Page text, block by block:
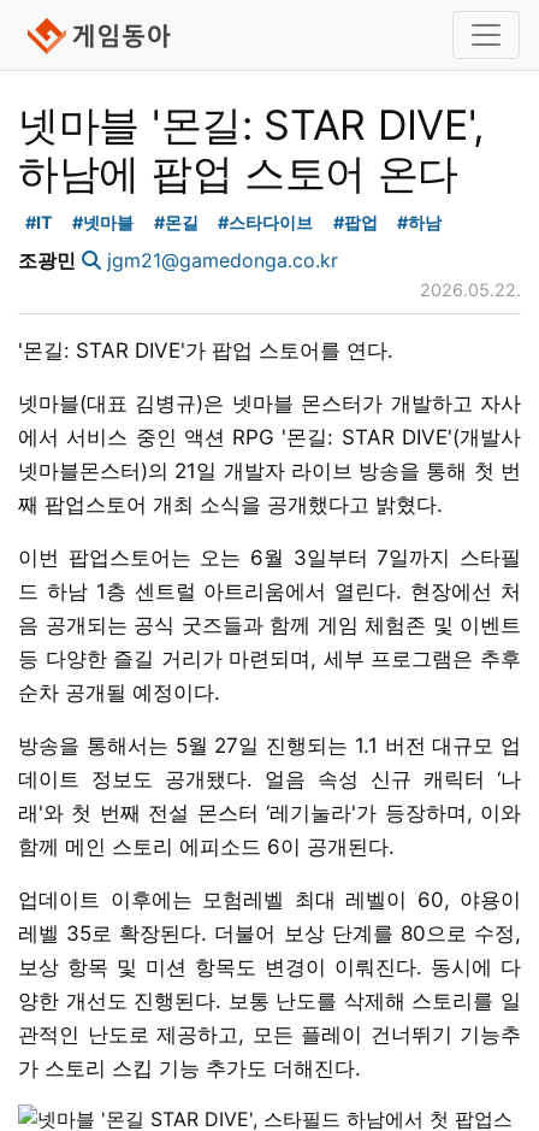
넷마블 '몬길: STAR DIVE',
하남에 팝업 스토어 온다
#IT #넷마블 #몬길 #스타다이브 #팝업 #하남
조광민 jgm21@gamedonga.co.kr
2026.05.22.
'몬길: STAR DIVE'가 팝업 스토어를 연다.
넷마블(대표 김병규)은 넷마블 몬스터가 개발하고 자사
에서 서비스 중인 액션 RPG '몬길: STAR DIVE'(개발사
넷마블몬스터)의 21일 개발자 라이브 방송을 통해 첫 번
째 팝업스토어 개최 소식을 공개했다고 밝혔다.
이번 팝업스토어는 오는 6월 3일부터 7일까지 스타필
드 하남 1층 센트럴 아트리움에서 열린다. 현장에선 처
음 공개되는 공식 굿즈들과 함께 게임 체험존 및 이벤트
등 다양한 즐길 거리가 마련되며, 세부 프로그램은 추후
순차 공개될 예정이다.
방송을 통해서는 5월 27일 진행되는 1.1 버전 대규모 업
데이트 정보도 공개됐다. 얼음 속성 신규 캐릭터 ‘나
래'와 첫 번째 전설 몬스터 ‘레기눌라'가 등장하며, 이와
함께 메인 스토리 에피소드 6이 공개된다.
업데이트 이후에는 모험레벨 최대 레벨이 60, 야용이
레벨 35로 확장된다. 더불어 보상 단계를 80으로 수정,
보상 항목 및 미션 항목도 변경이 이뤄진다. 동시에 다
양한 개선도 진행된다. 보통 난도를 삭제해 스토리를 일
관적인 난도로 제공하고, 모든 플레이 건너뛰기 기능추
가 스토리 스킵 기능 추가도 더해진다.